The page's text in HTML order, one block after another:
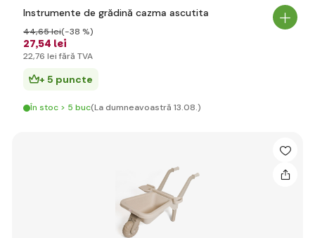
Instrumente de grădină cazma ascutita
27,54 lei
44,65 lei(-38 %)
22,76 lei fără TVA
+ 5 puncte
În stoc > 5 buc(La dumneavoastră 13.08.)